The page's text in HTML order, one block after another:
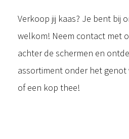
Verkoop jij kaas? Je bent bij
welkom! Neem contact met
achter de schermen en
assortiment onder het genot
of een kop thee!